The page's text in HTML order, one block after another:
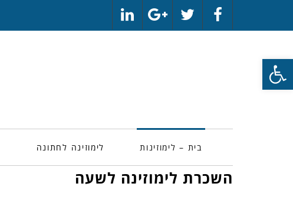
פתח סרגל נגישות
Facebook
Twitter
Google+
LinkedIn
בית – לימוזינות לימוזינה לחתונה
השכרת לימוזינה לשעה